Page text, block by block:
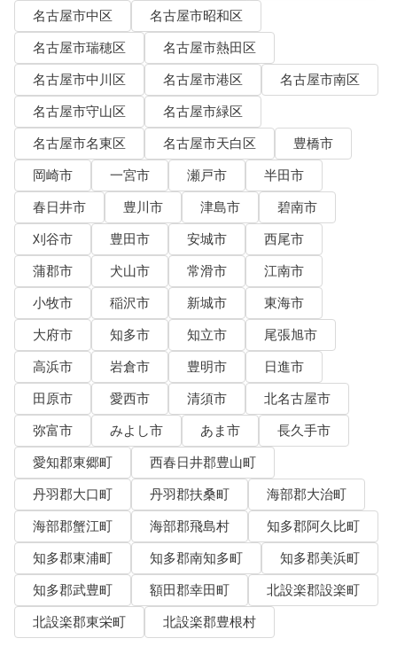
名古屋市中区
名古屋市昭和区
名古屋市瑞穂区
名古屋市熱田区
名古屋市中川区
名古屋市港区
名古屋市南区
名古屋市守山区
名古屋市緑区
名古屋市名東区
名古屋市天白区
豊橋市
岡崎市
一宮市 瀬戸市
半田市
春日井市
豊川市 津島市
碧南市
刈谷市
豊田市 安城市
西尾市
蒲郡市
犬山市 常滑市
江南市
小牧市
稲沢市 新城市
東海市
大府市
知多市 知立市
尾張旭市
高浜市
岩倉市 豊明市
日進市
田原市
愛西市 清須市
北名古屋市
弥富市
みよし市 あま市
長久手市
愛知郡東郷町
西春日井郡豊山町
丹羽郡大口町
丹羽郡扶桑町
海部郡大治町
海部郡蟹江町
海部郡飛島村
知多郡阿久比町
知多郡東浦町
知多郡南知多町
知多郡美浜町
知多郡武豊町
額田郡幸田町
北設楽郡設楽町
北設楽郡東栄町
北設楽郡豊根村